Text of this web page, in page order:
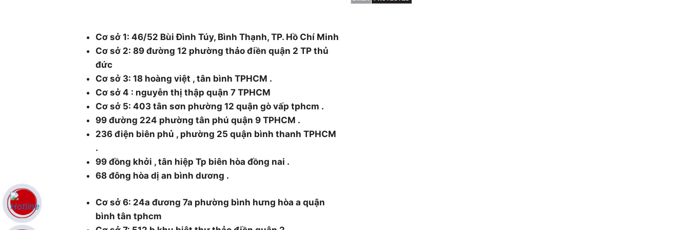
Cơ sở 1: 46/52 Bùi Đình Túy, Bình Thạnh, TP. Hồ Chí Minh
Cơ sở 2: 89 đường 12 phường thảo điền quận 2 TP thủ
đức
Cơ sở 3: 18 hoàng việt , tân bình TPHCM .
Cơ sở 4 : nguyễn thị thập quận 7 TPHCM
Cơ sở 5: 403 tân sơn phường 12 quận gò vấp tphcm .
99 đường 224 phường tân phú quận 9 TPHCM .
236 điện biên phủ , phường 25 quận bình thanh TPHCM
.
99 đồng khởi , tân hiệp Tp biên hòa đồng nai .
68 đông hòa dị an bình dương .
Cơ sở 6: 24a đương 7a phường bình hưng hòa a quận
bình tân tphcm